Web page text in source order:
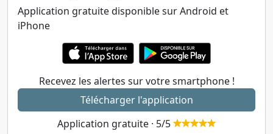
Application gratuite disponible sur Android et
iPhone
Recevez les alertes sur votre smartphone !
Télécharger l'application
Application gratuite · 5/5